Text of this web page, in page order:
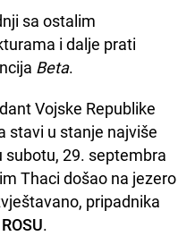
sa ostalim
i dalje prati
Beta.
Vojske Republike
stavi u stanje najviše
29. septembra
Thaci došao na jezero
pripadnika
ROSU.